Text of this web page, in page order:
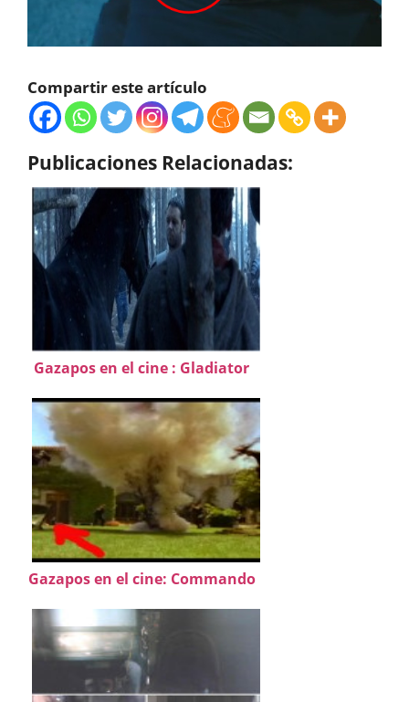
Compartir este artículo
Publicaciones Relacionadas:
Gazapos en el cine : Gladiator
Gazapos en el cine: Commando